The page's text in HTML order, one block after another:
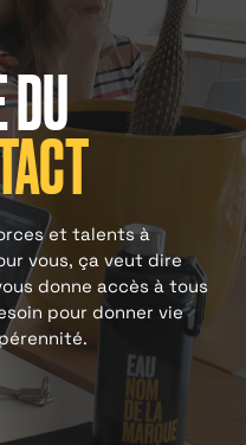
DU
et talents à
vous, ça veut dire
donne accès à tous
pour donner vie